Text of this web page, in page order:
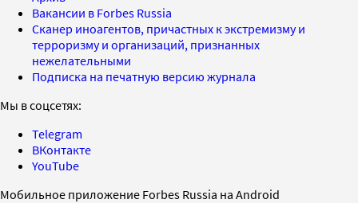
Вакансии в Forbes Russia
Сканер иноагентов, причастных к экстремизму и
терроризму и организаций, признанных
нежелательными
Подписка на печатную версию журнала
Мы в соцсетях:
Telegram
ВКонтакте
YouTube
Мобильное приложение Forbes Russia на Android